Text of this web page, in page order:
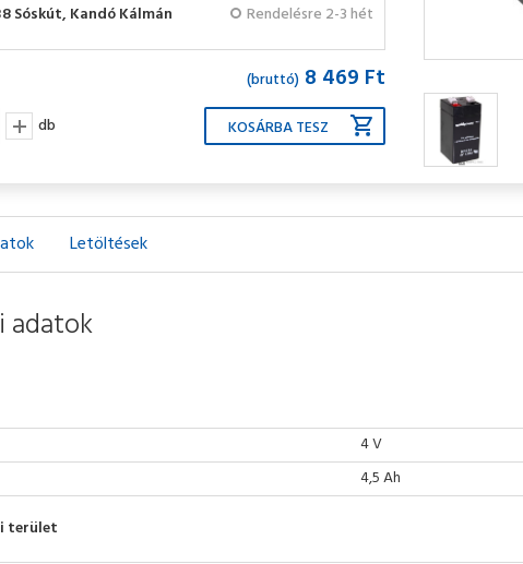
Sóskút, Kandó Kálmán
Rendelésre 2-3 hét
(bruttó) 8 469 Ft
db
Letöltések
adatok
4 V
4,5 Ah
terület